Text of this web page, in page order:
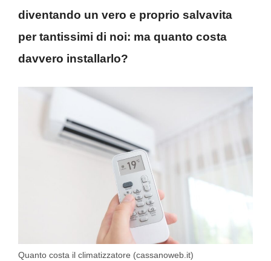
diventando un vero e proprio salvavita
per tantissimi di noi: ma quanto costa
davvero installarlo?
Quanto costa il climatizzatore (cassanoweb.it)